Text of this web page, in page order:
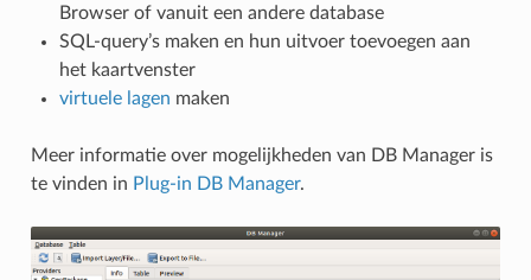
Browser of vanuit een andere database
SQL-query’s maken en hun uitvoer toevoegen aan
het kaartvenster
virtuele lagen maken
Meer informatie over mogelijkheden van DB Manager is
te vinden in Plug-in DB Manager.